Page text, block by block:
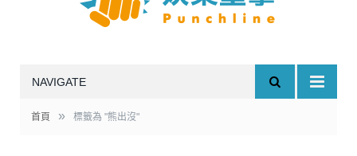
NAVIGATE
首頁 » 標籤為 "熊出沒"